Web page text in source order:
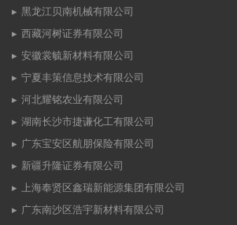
黑龙江贝南机械有限公司
西藏河树证券有限公司
安徽裳毓新材料有限公司
宁夏丰策信息技术有限公司
河北耀铭农业有限公司
湖南长沙市捷谦化工有限公司
广东宝安区航朋保险有限公司
新疆升隆证券有限公司
上海奉贤区鑫瑞新能源集团有限公司
广东南沙区浩宇新材料有限公司